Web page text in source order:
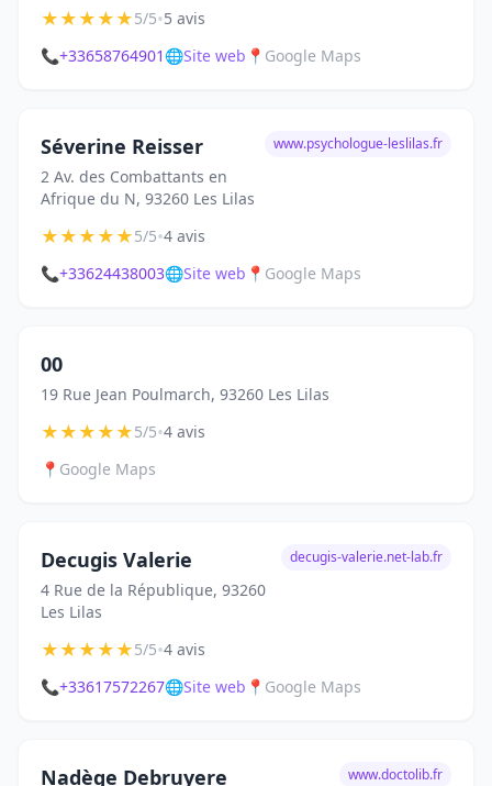
★★★★★5/5•5 avis
📞+33658764901 🌐Site web 📍 Google Maps
Séverine Reisser
2 Av. des Combattants en
Afrique du N, 93260 Les Lilas
www.psychologue-leslilas.fr
★★★★★5/5•4 avis
📞+33624438003🌐Site web 📍 Google Maps
00
19 Rue Jean Poulmarch, 93260 Les Lilas
★★★★★5/5•4 avis
📍 Google Maps
Decugis Valerie
4 Rue de la République, 93260
Les Lilas
decugis-valerie.net-lab.fr
★★★★★5/5•4 avis
📞+33617572267🌐Site web 📍 Google Maps
Nadège Debruyere www.doctolib.fr